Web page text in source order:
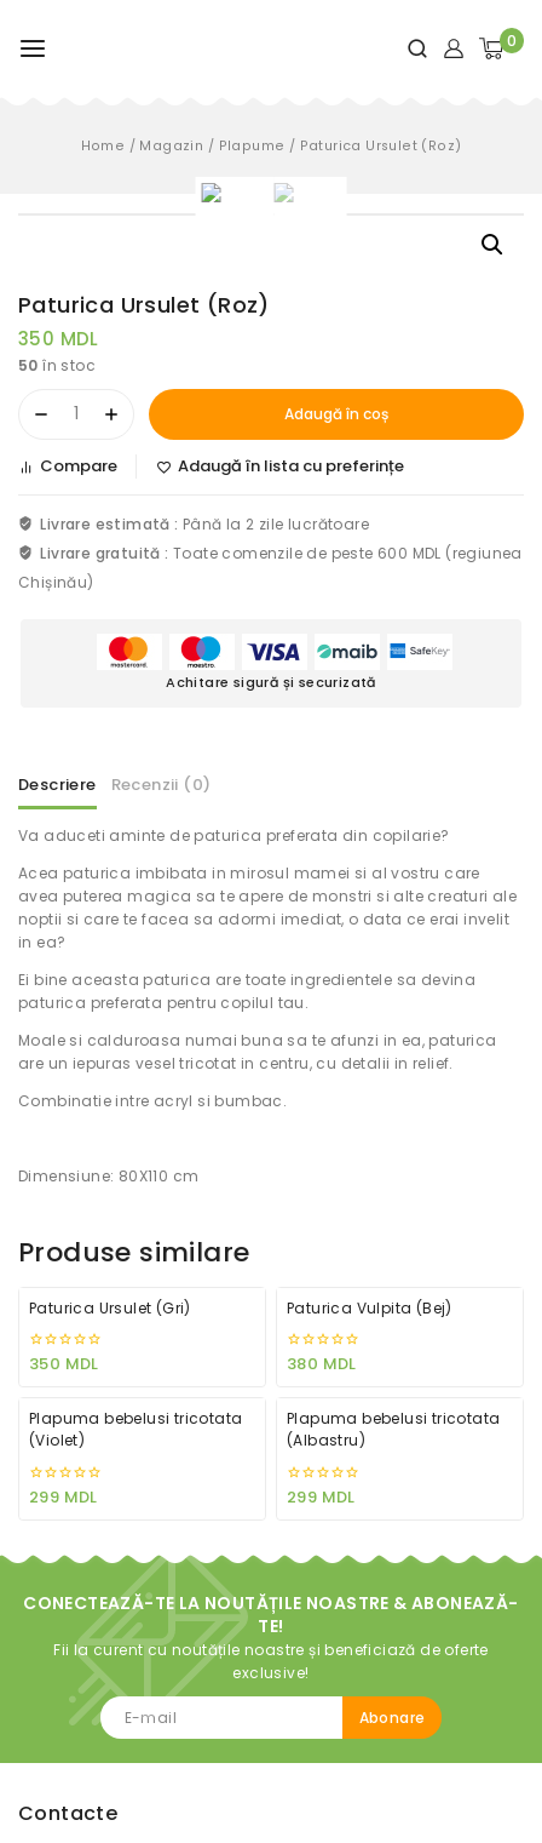
0
Home / Magazin / Plapume / Paturica Ursulet (Roz)
Paturica Ursulet (Roz)
350 MDL
50 în stoc
Adaugă în coș
Compare Adaugă în lista cu preferințe
Livrare estimată : Până la 2 zile lucrătoare
Livrare gratuită :Toate comenzile de peste 600 MDL (regiunea
Chișinău)
Achitare sigură și securizată
Descriere Recenzii (0)
Va aduceti aminte de paturica preferata din copilarie?
Acea paturica imbibata in mirosul mamei si al vostru care
avea puterea magica sa te apere de monstri si alte creaturi ale
noptii si care te facea sa adormi imediat, o data ce erai invelit
in ea?
Ei bine aceasta paturica are toate ingredientele sa devina
paturica preferata pentru copilul tau.
Moale si calduroasa numai buna sa te afunzi in ea, paturica
are un iepuras vesel tricotat in centru, cu detalii in relief.
Combinatie intre acryl si bumbac.
Dimensiune: 80X110 cm
Produse similare
Paturica Ursulet (Gri)
0
350 MDL
Paturica Vulpita (Bej)
0
380 MDL
Plapuma bebelusi tricotata
(Violet)
0
299 MDL
Plapuma bebelusi tricotata
(Albastru)
0
299 MDL
CONECTEAZĂ-TE LA NOUTĂȚILE NOASTRE & ABONEAZĂ-
TE!
Fii la curent cu noutățile noastre și beneficiază de oferte
exclusive!
Contacte